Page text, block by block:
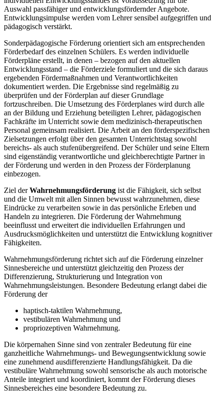
Auswahl passfähiger und entwicklungsfördernder Angebote.
Entwicklungsimpulse werden vom Lehrer sensibel aufgegriffen und
pädagogisch verstärkt.
Sonderpädagogische Förderung orientiert sich am entsprechenden
Förderbedarf des einzelnen Schülers. Es werden individuelle
Förderpläne erstellt, in denen – bezogen auf den aktuellen
Entwicklungsstand – die Förderziele formuliert und die sich daraus
ergebenden Fördermaßnahmen und Verantwortlichkeiten
dokumentiert werden. Die Ergebnisse sind regelmäßig zu
überprüfen und der Förderplan auf dieser Grundlage
fortzuschreiben. Die Umsetzung des Förderplanes wird durch alle
an der Bildung und Erziehung beteiligten Lehrer, pädagogischen
Fachkräfte im Unterricht sowie dem medizinisch-therapeutischen
Personal gemeinsam realisiert. Die Arbeit an den förderspezifischen
Zielsetzungen erfolgt über den gesamten Unterrichtstag sowohl
bereichs- als auch stufenübergreifend. Der Schüler und seine Eltern
sind eigenständig verantwortliche und gleichberechtigte Partner in
der Förderung und werden in den Prozess der Förderplanung
einbezogen.
Ziel derWahrnehmungsförderung ist die Fähigkeit, sich selbst
und die Umwelt mit allen Sinnen bewusst wahrzunehmen, diese
Eindrücke zu verarbeiten sowie in das persönliche Erleben und
Handeln zu integrieren. Die Förderung der Wahrnehmung
beeinflusst und erweitert die individuellen Erfahrungen und
Ausdrucksmöglichkeiten und unterstützt die Entwicklung kognitiver
Fähigkeiten.
Wahrnehmungsförderung richtet sich auf die Förderung einzelner
Sinnesbereiche und unterstützt gleichzeitig den Prozess der
Differenzierung, Strukturierung und Integration von
Wahrnehmungsleistungen. Besondere Bedeutung erlangt dabei die
Förderung der
haptisch-taktilen Wahrnehmung,
vestibulären Wahrnehmung und
propriozeptiven Wahrnehmung.
Die körpernahen Sinne sind von zentraler Bedeutung für eine
ganzheitliche Wahrnehmungs- und Bewegungsentwicklung sowie
eine zunehmend ausdifferenzierte Handlungsfähigkeit. Da die
vestibuläre Wahrnehmung sowohl sensorische als auch motorische
Anteile integriert und koordiniert, kommt der Förderung dieses
Sinnesbereiches eine besondere Bedeutung zu.